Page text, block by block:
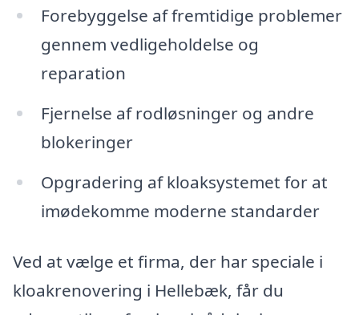
Forebyggelse af fremtidige problemer
gennem vedligeholdelse og
reparation
Fjernelse af rodløsninger og andre
blokeringer
Opgradering af kloaksystemet for at
imødekomme moderne standarder
Ved at vælge et firma, der har speciale i
kloakrenovering i Hellebæk, får du